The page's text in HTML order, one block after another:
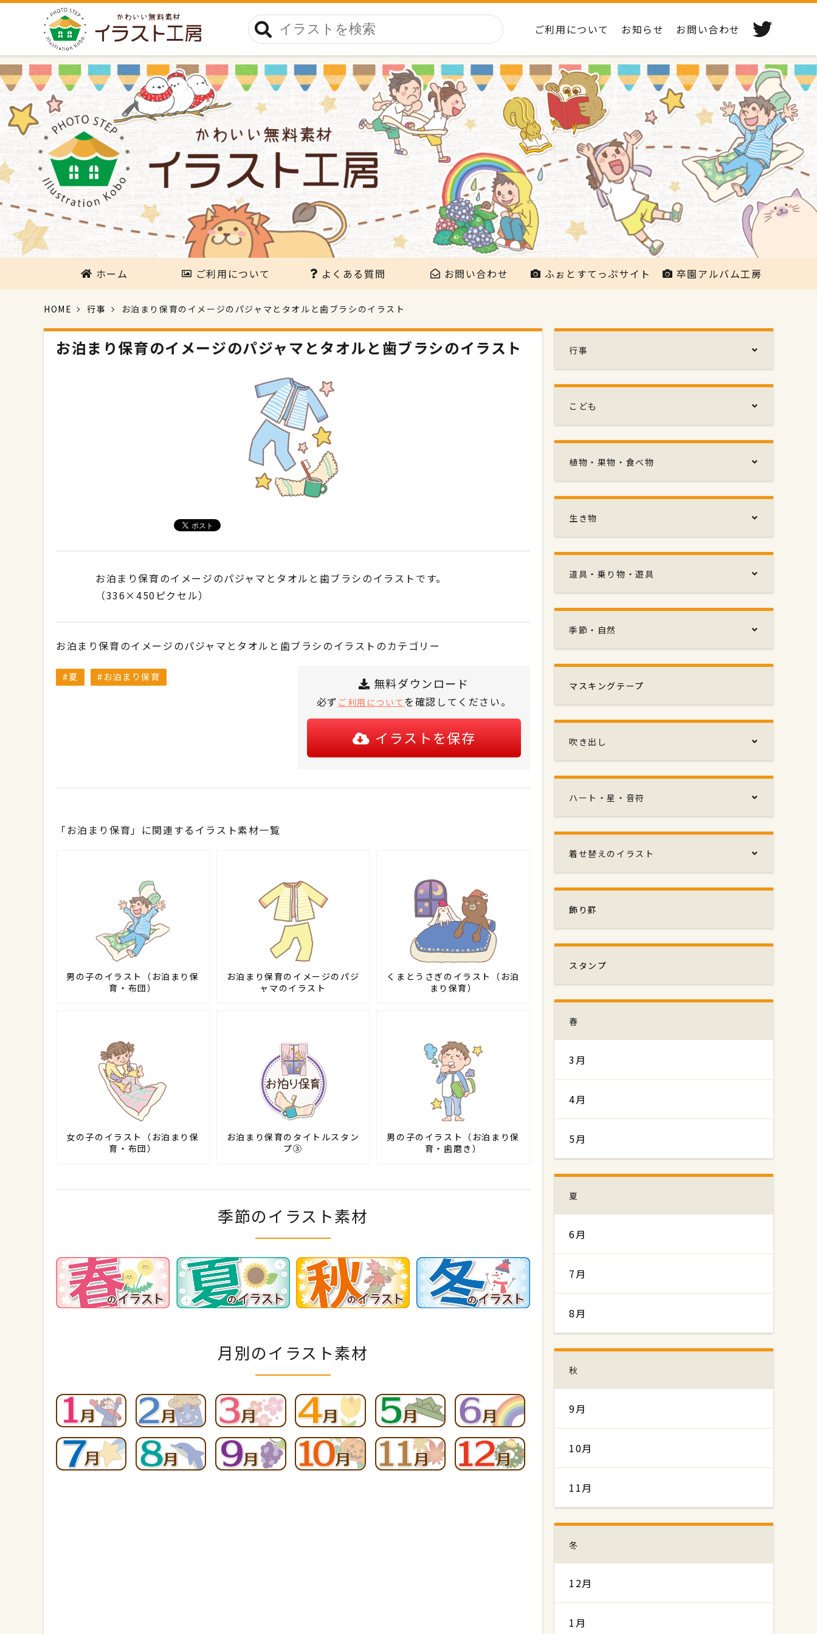
ご利用について お知らせ お問い合わせ
ホーム ご利用について よくある質問 お問い合わせ ふぉとすてっぷサイト 卒園アルバム工房
HOME 行事 お泊まり保育のイメージのパジャマとタオルと歯ブラシのイラスト
お泊まり保育のイメージのパジャマとタオルと歯ブラシのイラスト
お泊まり保育のイメージのパジャマとタオルと歯ブラシのイラストです。
（336×450ピクセル）
お泊まり保育のイメージのパジャマとタオルと歯ブラシのイラストのカテゴリー
夏 お泊まり保育 無料ダウンロード
必ず ご利用について を確認してください。
イラストを保存
「お泊まり保育」に関連するイラスト素材一覧
男の子のイラスト（お泊まり保
育・布団）
お泊まり保育のイメージのパジ
ャマのイラスト
くまとうさぎのイラスト（お泊
まり保育）
女の子のイラスト（お泊まり保
育・布団）
お泊まり保育のタイトルスタン
プ③
男の子のイラスト（お泊まり保
育・歯磨き）
季節のイラスト素材
月別のイラスト素材
行事
こども
植物・果物・食べ物
生き物
道具・乗り物・遊具
季節・自然
マスキングテープ
吹き出し
ハート・星・音符
着せ替えのイラスト
飾り罫
スタンプ
春
3月
4月
5月
夏
6月
7月
8月
秋
9月
10月
11月
冬
12月
1月